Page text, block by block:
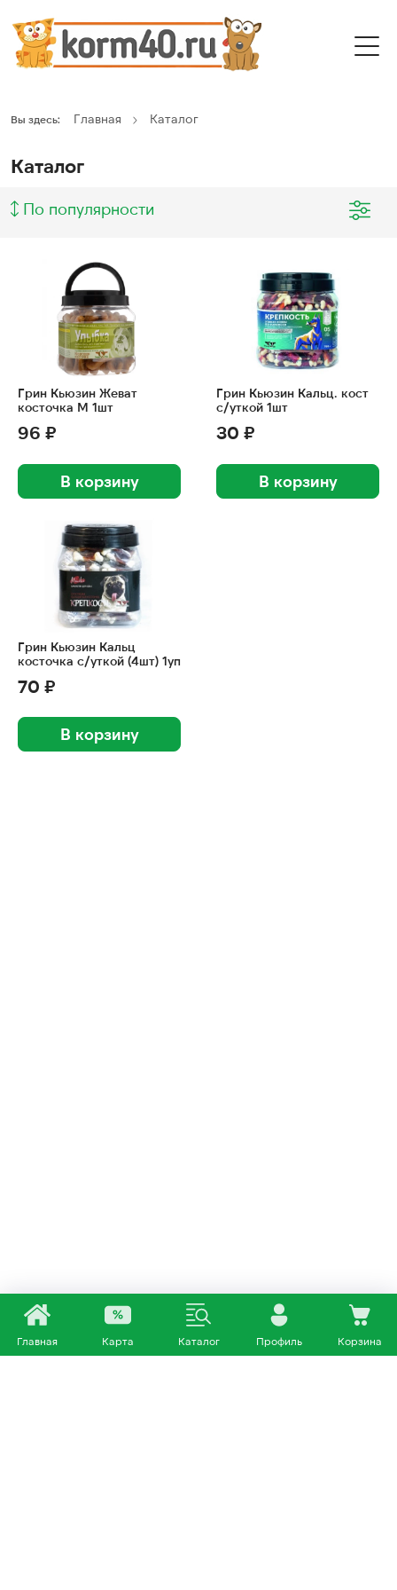
Вы здесь: Главная Каталог
Каталог
По популярности
Грин Кьюзин Жеват
косточка М 1шт
96 ₽
В корзину
Грин Кьюзин Кальц. кост
с/уткой 1шт
30 ₽
В корзину
Грин Кьюзин Кальц
косточка с/уткой (4шт) 1уп
70 ₽
В корзину
Главная Карта Каталог Профиль Корзина